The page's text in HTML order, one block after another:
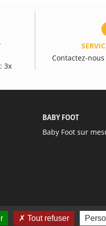
3x
Contactez-nous
BABY FOOT
Baby Foot sur
Tout refuser